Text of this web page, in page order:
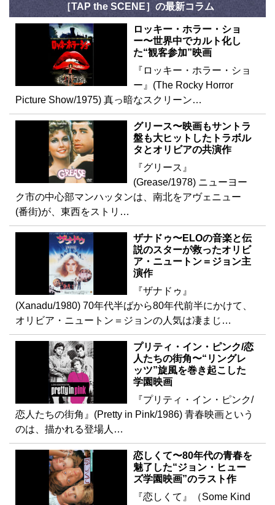
［TAP the SCENE］の最新コラム
ロッキー・ホラー・ショ
ー〜世界中でカルト化し
た“観客参加”映画
『ロッキー・ホラー・ショ
ー』(The Rocky Horror
Picture Show/1975) 真っ暗なスクリーン…
グリース〜映画もサントラ
盤も大ヒットしたトラボル
タとオリビアの共演作
『グリース』
(Grease/1978) ニューヨー
ク市の中心部マンハッタンは、南北をアヴェニュー
(番街)が、東西をストリ…
ザナドゥ〜ELOの音楽と伝
説のスターが救ったオリビ
ア・ニュートン＝ジョン主
演作
『ザナドゥ』
(Xanadu/1980) 70年代半ばから80年代前半にかけて、
オリビア・ニュートン＝ジョンの人気は凄まじ…
プリティ・イン・ピンク/恋
人たちの街角〜“リングレ
ッツ”旋風を巻き起こした
学園映画
『プリティ・イン・ピンク/
恋人たちの街角』(Pretty in Pink/1986) 青春映画という
のは、描かれる登場人…
恋しくて〜80年代の青春を
魅了した“ジョン・ヒュー
ズ学園映画”のラスト作
『恋しくて』（Some Kind